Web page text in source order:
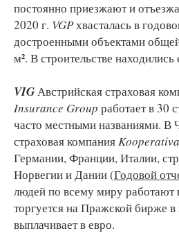
постоянно приезжают и
2020 г. VGPхвасталась в
достроенными объектами
м². В строительстве
VIGАвстрийская страховая
Insurance Group работает в 30
часто местными названиями. В
страховая компанияKooperativa
Германии, Франции, Италии,
Норвегии и Дании (Годовой
людей по всему миру работают
торгуется на Пражской бирже
выплачивает в евро.